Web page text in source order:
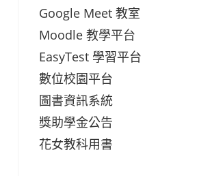
Google Meet 教室
Moodle 教學平台
EasyTest 學習平台
數位校園平台
圖書資訊系統
獎助學金公告
花女教科用書